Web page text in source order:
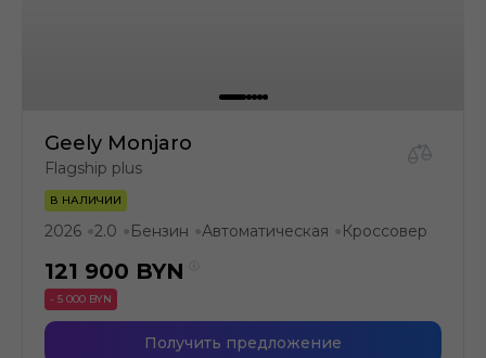
Geely Monjaro
Flagship plus
В НАЛИЧИИ
2026 ●2.0 ● Бензин ●Автоматическая ● Кроссовер
121 900 BYN
- 5 000 BYN
Получить предложение